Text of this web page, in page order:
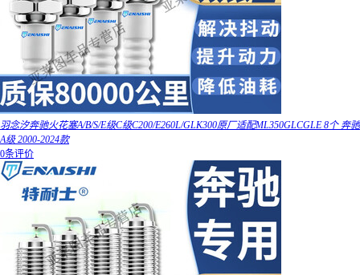
羽念汐奔驰火花塞A/B/S/E级C级C200/E260L/GLK300原厂适配ML350GLCGLE 8个 奔驰
A级 2000-2024款
0条评价